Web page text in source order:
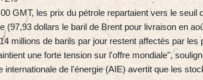
GMT, les prix du pétrole repartaient vers le seuil
(97,93 dollars le baril de Brent pour livraison en
millions de barils par jour restent affectés par
une forte tension sur l'offre mondiale",
internationale de l'énergie (AIE) avertit que les